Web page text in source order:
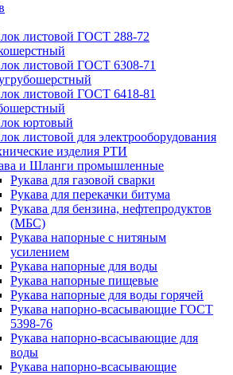
листовой ГОСТ 288-72
листовой ГОСТ 6308-71
листовой ГОСТ 6418-81
юртовый
листовой для электрооборудования
изделия РТИ
и Шланги промышленные
Рукава для газовой сварки
Рукава для перекачки битума
Рукава для бензина, нефтепродуктов
(МБС)
Рукава напорные с нитяным
усилением
Рукава напорные для воды
Рукава напорные пищевые
Рукава напорные для воды горячей
Рукава напорно-всасывающие ГОСТ
5398-76
Рукава напорно-всасывающие для
воды
Рукава напорно-всасывающие